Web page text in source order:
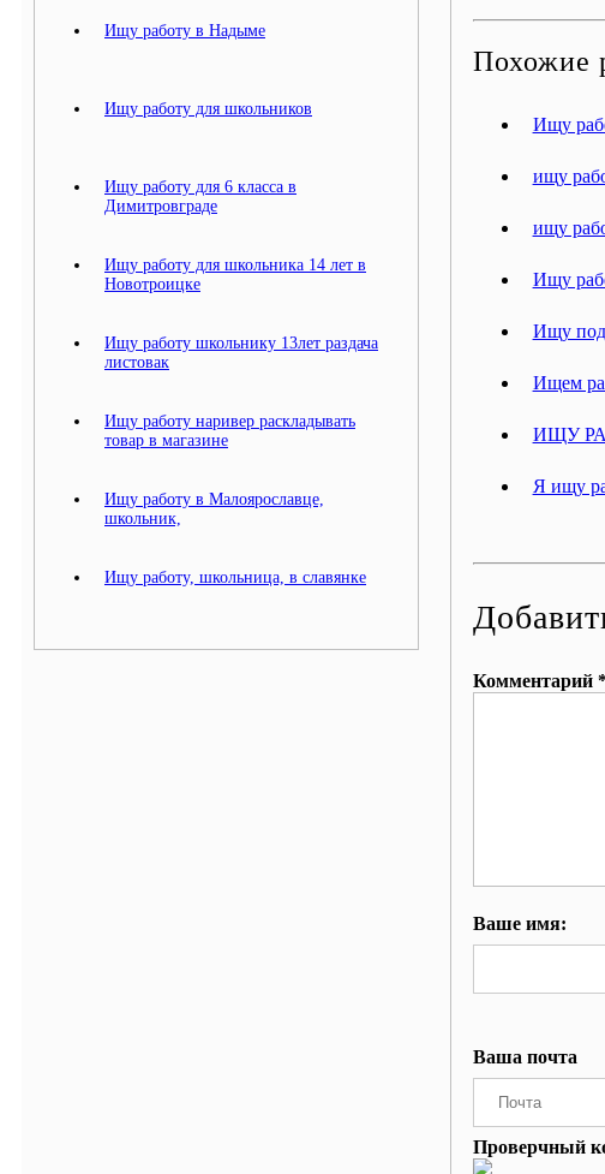
Похожие
Ищу
ищу
ищу
Ищу
Ищу
Ищем
ИЩУ
Я ищу
Комментарий
Ваше имя:
Ваша почта
Проверчный
Ищу работу в Надыме
Ищу работу для школьников
Ищу работу для 6 класса в
Димитровграде
Ищу работу для школьника 14 лет в
Новотроицке
Ищу работу школьнику 13лет раздача
листовак
Ищу работу наривер раскладывать
товар в магазине
Ищу работу в Малоярославце,
школьник,
Ищу работу, школьница, в славянке